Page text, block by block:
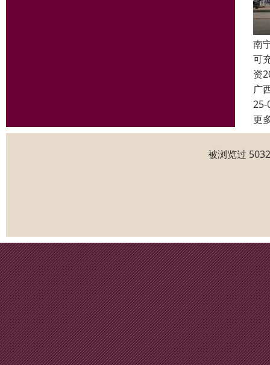
南
可
资
广
25-
更
被浏览过